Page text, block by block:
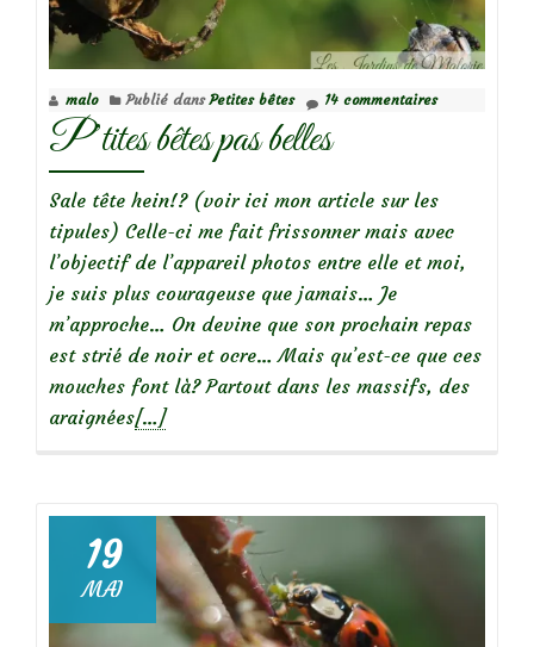
des
fleurs
malo Publié dansPetites bêtes 14 commentaires
P’tites bêtes pas belles
Sale tête hein!? (voir ici mon article sur les
tipules) Celle-ci me fait frissonner mais avec
l’objectif de l’appareil photos entre elle et moi,
je suis plus courageuse que jamais… Je
m’approche… On devine que son prochain repas
est strié de noir et ocre… Mais qu’est-ce que ces
mouches font là? Partout dans les massifs, des
araignéesEn
bêtes
pas
belles
[…]
19
MAI